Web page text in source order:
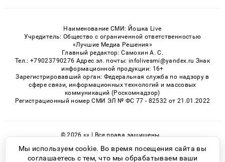
Наименование СМИ: Йошка Live
Учредитель: Общество с ограниченной ответственностью
«Лучшие Медиа Решения»
Главный редактор: Самохин А. С.
Тел.: +79023790276 Адрес эл. почты: infolivesmi@yandex.ru Знак
информационной продукции: 16+
Зарегистрировавший орган: Федеральная служба по надзору в
сфере связи, информационных технологий и массовых
коммуникаций (Роскомнадзор)
Регистрационный номер СМИ ЭЛ № ФС 77 - 82532 от 21.01.2022
© 2026 «» | Все права защищены
Возрастная категория сайта 16+
Политика конфиденциальности
Мы используем cookie. Во время посещения сайта вы
соглашаетесь с тем, что мы обрабатываем ваши